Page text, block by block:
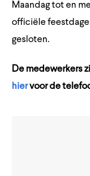
Maandag tot en
officiële
gesloten.
De medewerkers
hiervoor de